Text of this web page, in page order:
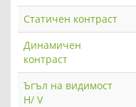
Статичен контраст
Динамичен
контраст
Ъгъл на видимост
H/ V